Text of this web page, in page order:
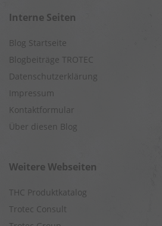
Interne Seiten
Blog Startseite
Blogbeiträge TROTEC
Datenschutzerklärung
Impressum
Kontaktformular
Über diesen Blog
Weitere Webseiten
THC Produktkatalog
Trotec Consult